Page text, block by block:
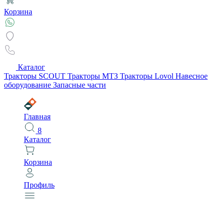
Корзина
Каталог
Тракторы SCOUT Тракторы МТЗ Тракторы Lovol Навесное
оборудование Запасные части
Главная
8
Каталог
Корзина
Профиль